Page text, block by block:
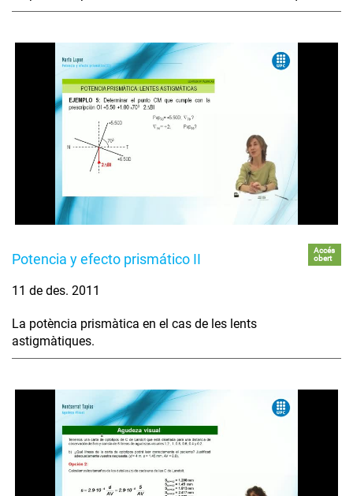
Potencia y efecto prismático II
Accés
obert
11 de des. 2011
La potència prismàtica en el cas de les lents
astigmàtiques.